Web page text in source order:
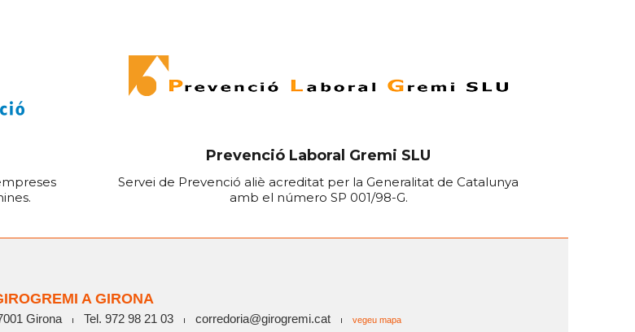
Prevenció Laboral Gremi SLU
Servei de Prevenció aliè acreditat per la Generalitat de Catalunya
amb el número SP 001/98-G.
A GIRONA
Girona ı Tel. 972 98 21 03 ı corredoria@girogremi.cat ı vegeu mapa